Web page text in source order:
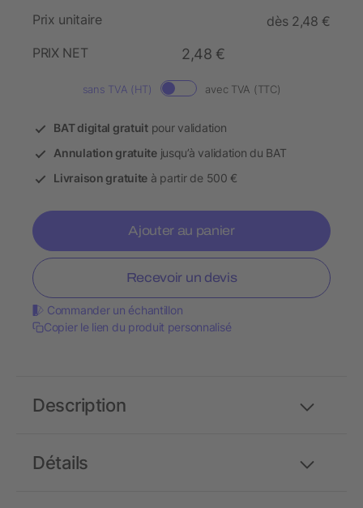
Prix unitaire
dès 2,48 €
PRIX NET
2,48 €
sans TVA (HT) avec TVA (TTC)
BAT digital gratuitpour validation
Annulation gratuitejusqu’à validation du BAT
Livraison gratuite à partir de 500 €
Ajouter au panier
Recevoir un devis
Commander un échantillon
Copier le lien du produit personnalisé
Détails
Description